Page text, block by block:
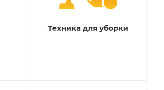
Техника для уборки